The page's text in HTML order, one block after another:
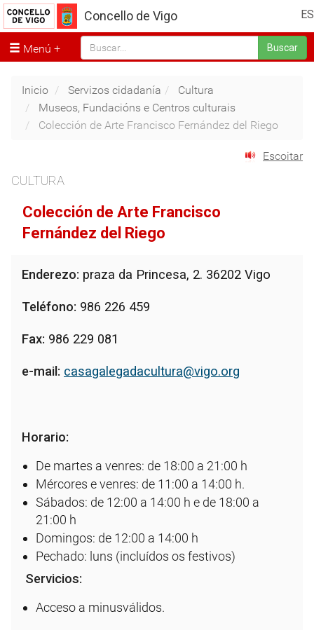
ES
Concello de Vigo
Menú Buscar
Inicio Servizos cidadanía
Cultura
Museos, Fundacións e Centros culturais
Colección de Arte Francisco Fernández del Riego
Escoitar
CULTURA
Colección de Arte Francisco
Fernández del Riego
Enderezo: praza da Princesa, 2. 36202 Vigo
Teléfono: 986 226 459
Fax: 986 229 081
e-mail: casagalegadacultura@vigo.org
Horario:
De martes a venres: de 18:00 a 21:00 h
Mércores e venres: de 11:00 a 14:00 h.
Sábados: de 12:00 a 14:00 h e de 18:00 a
21:00 h
Domingos: de 12:00 a 14:00 h
Pechado: luns (incluídos os festivos)
Servicios:
Acceso a minusválidos.